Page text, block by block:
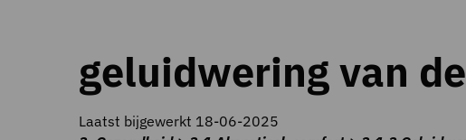
geluidwering van
Laatst bijgewerkt 18-06-2025